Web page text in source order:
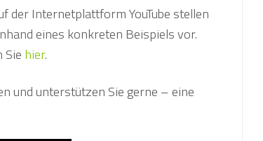
der Internetplattform YouTube stellen
eines konkreten Beispiels vor.
hier.
und unterstützen Sie gerne – eine